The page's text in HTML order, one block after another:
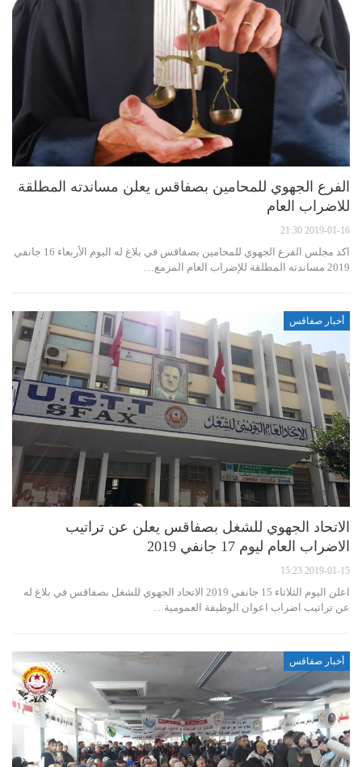
الفرع الجهوي للمحامين بصفاقس يعلن مساندته المطلقة
للاضراب العام
2019-01-16 21:30
اكد مجلس الفرع الجهوي للمحامين بصفاقس في بلاغ له اليوم الأربعاء 16 جانفي
2019 مساندته المطلقة للإضراب العام المزمع…
أخبار صفاقس
الاتحاد الجهوي للشغل بصفاقس يعلن عن تراتيب
الاضراب العام ليوم 17 جانفي 2019
2019-01-15 15:23
اعلن اليوم الثلاثاء 15 جانفي 2019 الاتحاد الجهوي للشغل بصفاقس في بلاغ له
عن تراتيب اضراب اعوان الوظيفة العمومية…
أخبار صفاقس